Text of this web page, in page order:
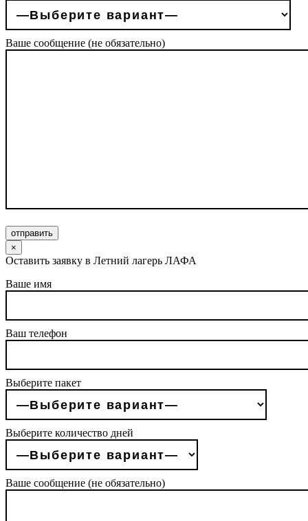
Ваше сообщение (не обязательно)
отправить
×
Оставить заявку в Летний лагерь ЛАФА
Ваше имя
Ваш телефон
Выберите пакет
Выберите количество дней
Ваше сообщение (не обязательно)